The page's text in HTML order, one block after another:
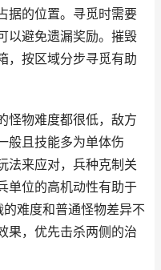
据的位置。寻觅时需要
以避免遗漏奖励。摧毁
，按区域分步寻觅有助
怪物难度都很低，敌方
般且技能多为单体伤
法来应对，兵种克制关
单位的高机动性有助于
难度和普通怪物差异不
果，优先击杀两侧的治